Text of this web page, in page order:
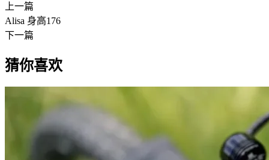
上一篇
Alisa 身高176
下一篇
猜你喜欢